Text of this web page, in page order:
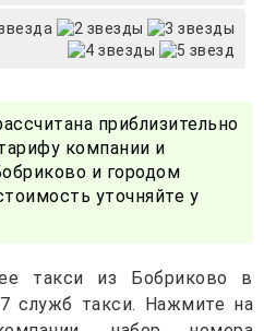
приблизительно
компании и
и городом
уточняйте у
такси из Бобриково в
служб такси. Нажмите на